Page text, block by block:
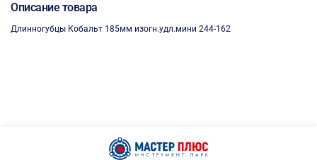
Описание товара
Длинногубцы Кобальт 185мм изогн.удл.мини 244-162